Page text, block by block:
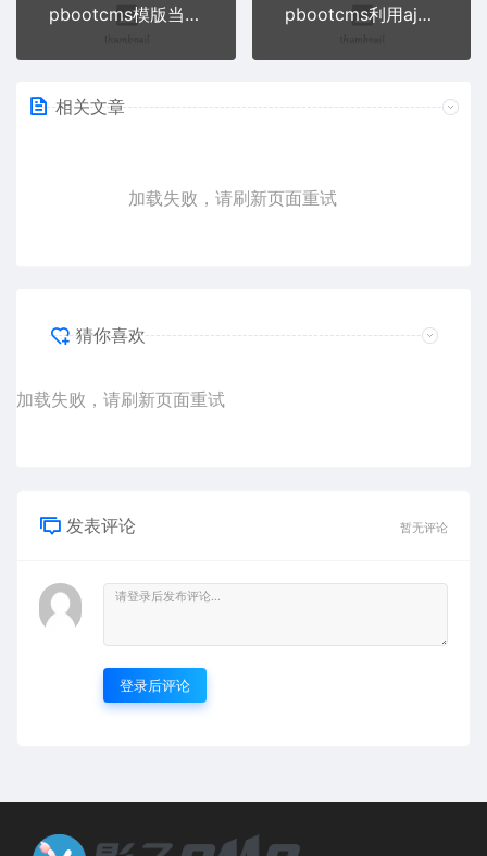
pbootcms模版当天发布的文章显示红色的方法
pbootcms利用ajax无刷新点赞
相关文章
加载失败，请刷新页面重试
猜你喜欢
加载失败，请刷新页面重试
发表评论 暂无评论
登录后评论